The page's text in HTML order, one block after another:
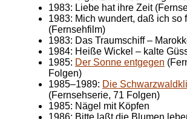
1983: Liebe hat ihre Zeit
1983: Mich wundert, daß ich so
(Fernsehfilm)
1983: Das Traumschiff –
1984: Heiße Wickel – kalte
1985: Der Sonne entgegen
Folgen)
1985–1989: Die
(Fernsehserie, 71 Folgen)
1985: Nägel mit Köpfen
1986: Bitte laßt die Blumen